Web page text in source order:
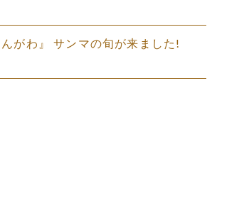
がわ』 サンマの旬が来ました!